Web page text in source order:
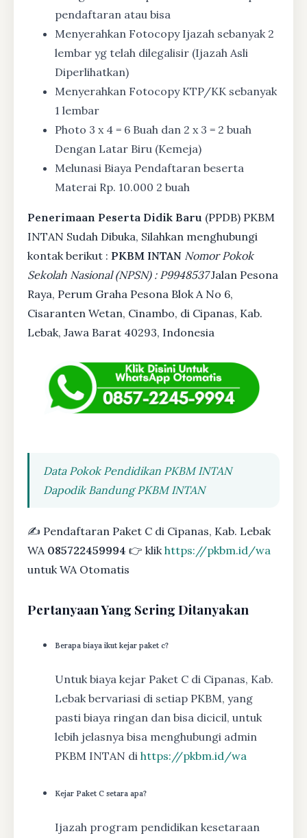
pendaftaran atau bisa
Menyerahkan Fotocopy Ijazah sebanyak 2
lembar yg telah dilegalisir (Ijazah Asli
Diperlihatkan)
Menyerahkan Fotocopy KTP/KK sebanyak
1 lembar
Photo 3 x 4 = 6 Buah dan 2 x 3 = 2 buah
Dengan Latar Biru (Kemeja)
Melunasi Biaya Pendaftaran beserta
Materai Rp. 10.000 2 buah
Penerimaan Peserta Didik Baru (PPDB) PKBM
INTAN Sudah Dibuka, Silahkan menghubungi
kontak berikut : PKBM INTAN Nomor Pokok
Sekolah Nasional (NPSN) : P9948537Jalan Pesona
Raya, Perum Graha Pesona Blok A No 6,
Cisaranten Wetan, Cinambo, di Cipanas, Kab.
Lebak, Jawa Barat 40293, Indonesia
Data Pokok Pendidikan PKBM INTAN
Dapodik Bandung PKBM INTAN
✍ Pendaftaran Paket C di Cipanas, Kab. Lebak
WA 085722459994 👉 klikhttps://pkbm.id/wa
untuk WA Otomatis
Pertanyaan Yang Sering Ditanyakan
Berapa biaya ikut kejar paket c?
Untuk biaya kejar Paket C di Cipanas, Kab.
Lebak bervariasi di setiap PKBM, yang
pasti biaya ringan dan bisa dicicil, untuk
lebih jelasnya bisa menghubungi admin
PKBM INTAN di https://pkbm.id/wa
Kejar Paket C setara apa?
Ijazah program pendidikan kesetaraan